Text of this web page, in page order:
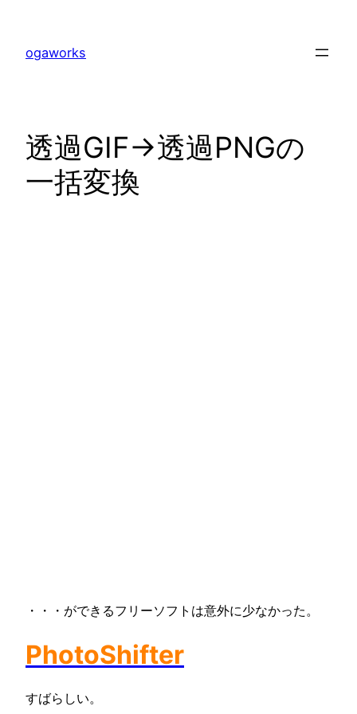
ogaworks
透過GIF->透過PNGの
一括変換
・・・ができるフリーソフトは意外に少なかった。
PhotoShifter
すばらしい。